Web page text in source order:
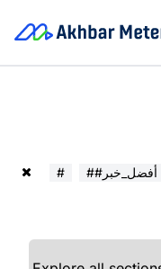
# ##أفضل_خبر